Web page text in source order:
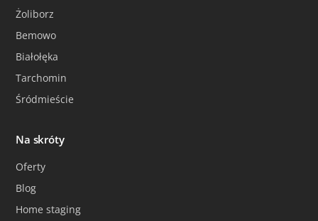
Żoliborz
Bemowo
Białołęka
Tarchomin
Śródmieście
Na skróty
Oferty
Blog
Home staging